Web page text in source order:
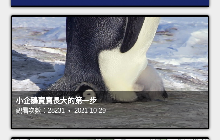
小企鵝寶寶長大的第一步
觀看次數：28231 • 2021-10-29